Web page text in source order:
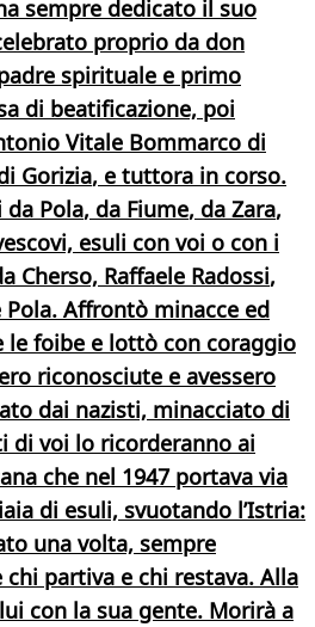
sempre dedicato il suo
proprio da don
spirituale e primo
di beatificazione, poi
Vitale Bommarco di
Gorizia, e tuttora in corso.
da Pola, da Fiume, da Zara,
esuli con voi o con i
Cherso, Raffaele Radossi,
Pola. Affrontò minacce ed
foibe e lottò con coraggio
riconosciute e avessero
dai nazisti, minacciato di
voi lo ricorderanno ai
che nel 1947 portava via
di esuli, svuotando l’Istria:
una volta, sempre
partiva e chi restava. Alla
con la sua gente. Morirà a